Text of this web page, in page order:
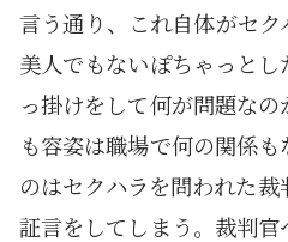
言う通り、これ自体がセク
美人でもないぽちゃっと
っ掛けをして何が問題な
も容姿は職場で何の関係
のはセクハラを問われた
証言をしてしまう。裁判